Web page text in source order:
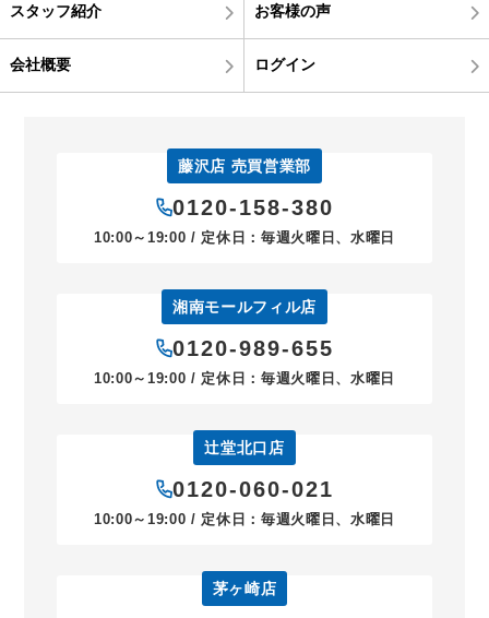
スタッフ紹介 お客様の声
会社概要 ログイン
藤沢店 売買営業部
0120-158-380
10:00～19:00 / 定休日：毎週火曜日、水曜日
湘南モールフィル店
0120-989-655
10:00～19:00 / 定休日：毎週火曜日、水曜日
辻堂北口店
0120-060-021
10:00～19:00 / 定休日：毎週火曜日、水曜日
茅ヶ崎店